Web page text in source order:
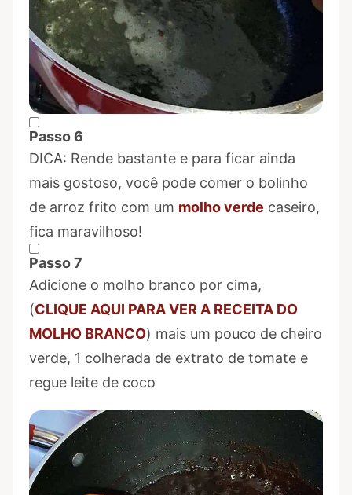
Passo 6
Marcar Passo 6 como concluído
DICA: Rende bastante e para ficar ainda
mais gostoso, você pode comer o bolinho
de arroz frito com um molho verde caseiro,
fica maravilhoso!
Passo 7
Marcar Passo 7 como concluído
Adicione o molho branco por cima,
(CLIQUE AQUI PARA VER A RECEITA DO
MOLHO BRANCO) mais um pouco de cheiro
verde, 1 colherada de extrato de tomate e
regue leite de coco